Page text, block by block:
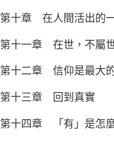
第十章 在人間活出的
第十一章 在世，不屬
第十二章 信仰是最大
第十三章 回到真實
第十四章 「有」是怎